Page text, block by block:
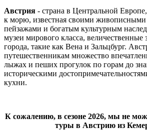
Австрия - страна в Центральной
к морю, известная своими
пейзажами и богатым культурным
музеи мирового класса,
города, такие как Вена и Зальцбург.
путешественникам множество
лыжах и пеших прогулок по горам до
историческими
кухни.
К сожалению, в сезоне 2026, мы не
туры в Австрию из